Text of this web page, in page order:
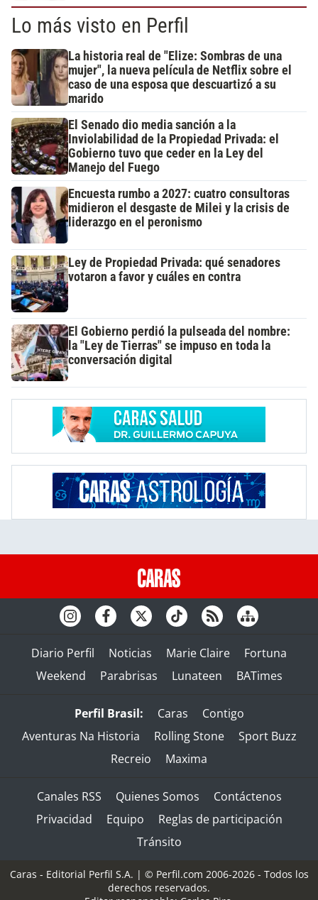
Lo más visto en Perfil
La historia real de "Elize: Sombras de una
mujer", la nueva película de Netflix sobre el
caso de una esposa que descuartizó a su
marido
El Senado dio media sanción a la
Inviolabilidad de la Propiedad Privada: el
Gobierno tuvo que ceder en la Ley del
Manejo del Fuego
Encuesta rumbo a 2027: cuatro consultoras
midieron el desgaste de Milei y la crisis de
liderazgo en el peronismo
Ley de Propiedad Privada: qué senadores
votaron a favor y cuáles en contra
El Gobierno perdió la pulseada del nombre:
la "Ley de Tierras" se impuso en toda la
conversación digital
Diario Perfil Noticias Marie Claire
Fortuna
Weekend
Parabrisas Lunateen BATimes
Perfil Brasil: Caras
Contigo
Aventuras Na Historia
Rolling Stone
Sport Buzz
Recreio
Maxima
Canales RSS Quienes Somos
Contáctenos
Privacidad
Equipo
Reglas de participación
Tránsito
Caras - Editorial Perfil S.A. | © Perfil.com 2006-2026 - Todos los
derechos reservados.